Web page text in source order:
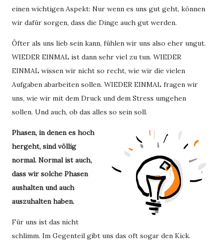
einen wichtigen Aspekt: Nur wenn es uns gut geht, können
wir dafür sorgen, dass die Dinge auch gut werden.
Öfter als uns lieb sein kann, fühlen wir uns also eher ungut.
WIEDER EINMAL ist dann sehr viel zu tun. WIEDER
EINMAL wissen wir nicht so recht, wie wir die vielen
Aufgaben abarbeiten sollen. WIEDER EINMAL fragen wir
uns, wie wir mit dem Druck und dem Stress umgehen
sollen. Und auch, ob das alles so sein soll.
Phasen, in denen es hoch
hergeht, sind völlig
normal. Normal ist auch,
dass wir solche Phasen
aushalten und auch
auszuhalten haben.
Für uns ist das nicht
schlimm. Im Gegenteil gibt uns das oft sogar den Kick.